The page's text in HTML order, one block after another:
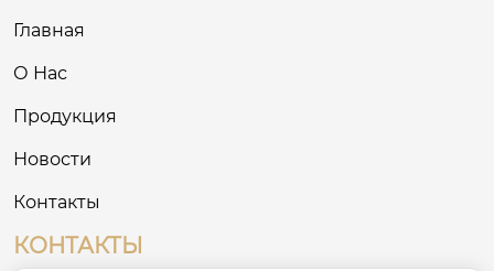
Главная
О Нас
Продукция
Новости
Контакты
КОНТАКТЫ